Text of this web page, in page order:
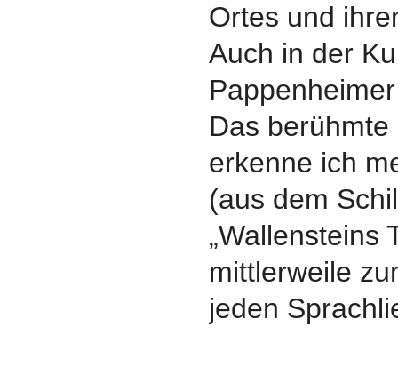
Ortes und
Auch in der
Das berühmte
erkenne ich
(aus dem
„Wallensteins
mittlerweile
jeden